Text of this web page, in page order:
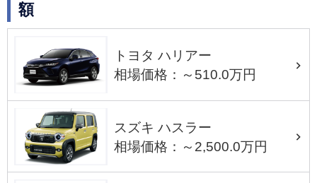
額
トヨタ ハリアー
相場価格：～510.0万円
スズキ ハスラー
相場価格：～2,500.0万円